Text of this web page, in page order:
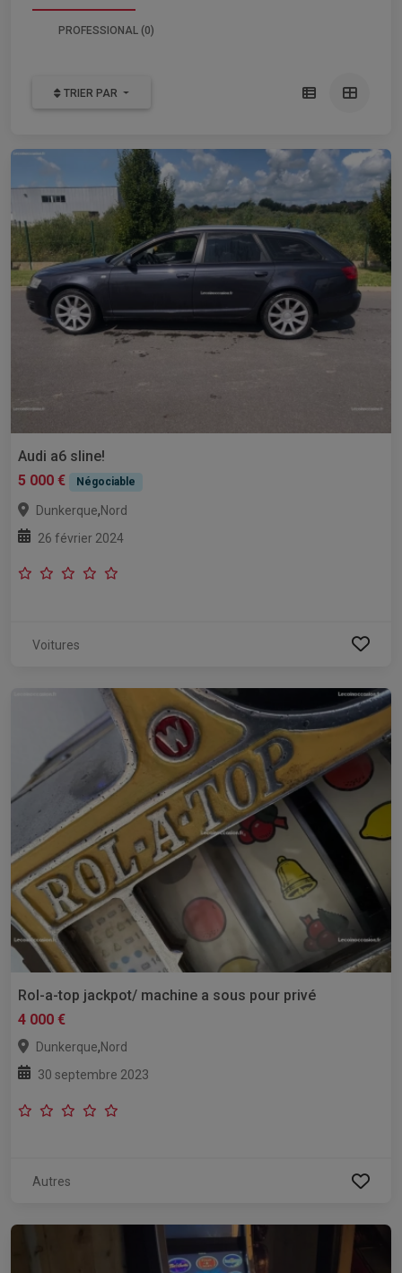
PROFESSIONAL (0)
TRIER PAR
Audi a6 sline!
5 000 €
Négociable
Dunkerque,Nord
26 février 2024
Voitures
Rol-a-top jackpot/ machine a sous pour privé
4 000 €
Dunkerque,Nord
30 septembre 2023
Autres